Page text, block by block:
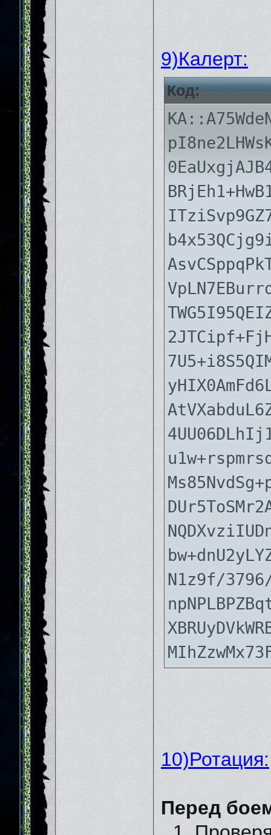
9)Калерт:
Код:
N1z9f/3796/
10)Ротация:
Перед